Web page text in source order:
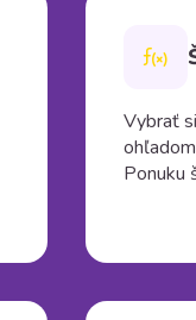
Vybrať
Ponuku